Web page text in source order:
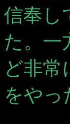
信奉し
た。一
ど非
をやっ